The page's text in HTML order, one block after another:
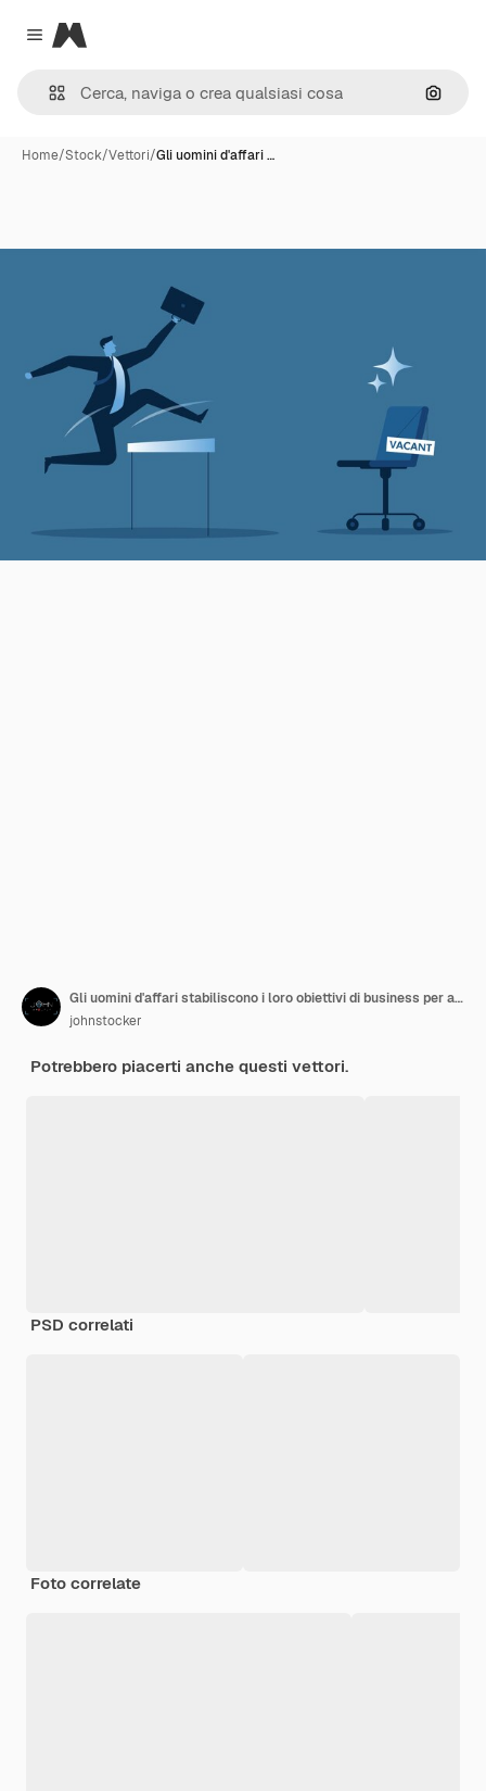
Close menu
Magnific
Cerca
Home/Stock/Vettori/Gli uomini d'affari …
Gli uomini d'affari stabiliscono i loro obiettivi di business per aiutarli a raggiungere la vetta del mercato, battendo i loro concorrenti al 1° posto
johnstocker
Potrebbero piacerti anche questi vettori.
PSD correlati
Foto correlate